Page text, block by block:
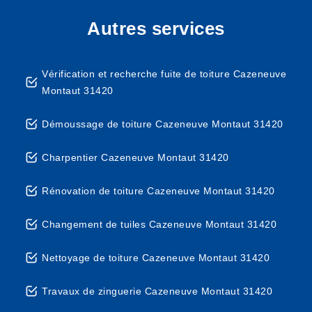
Autres services
Vérification et recherche fuite de toiture Cazeneuve
Montaut 31420
Démoussage de toiture Cazeneuve Montaut 31420
Charpentier Cazeneuve Montaut 31420
Rénovation de toiture Cazeneuve Montaut 31420
Changement de tuiles Cazeneuve Montaut 31420
Nettoyage de toiture Cazeneuve Montaut 31420
Travaux de zinguerie Cazeneuve Montaut 31420